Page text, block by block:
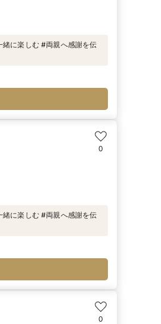
に楽しむ #両親へ感謝を伝
0
に楽しむ #両親へ感謝を伝
0